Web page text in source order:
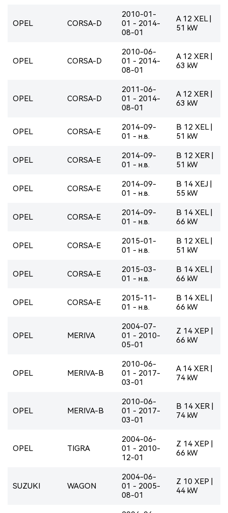
OPEL CORSA-D
2010-01-
01 - 2014-
08-01
A 12 XEL |
51 kW
OPEL CORSA-D
2010-06-
01 - 2014-
08-01
A 12 XER |
63 kW
OPEL CORSA-D
2011-06-
01 - 2014-
08-01
A 12 XER |
63 kW
OPEL CORSA-E
2014-09-
01 - н.в.
B 12 XEL |
51 kW
OPEL CORSA-E
2014-09-
01 - н.в.
B 12 XER |
51 kW
OPEL CORSA-E
2014-09-
01 - н.в.
B 14 XEJ |
55 kW
OPEL CORSA-E
2014-09-
01 - н.в.
B 14 XEL |
66 kW
OPEL CORSA-E
2015-01-
01 - н.в.
B 12 XEL |
51 kW
OPEL CORSA-E
2015-03-
01 - н.в.
B 14 XEL |
66 kW
OPEL CORSA-E
2015-11-
01 - н.в.
B 14 XEL |
66 kW
OPEL MERIVA
2004-07-
01 - 2010-
05-01
Z 14 XEP |
66 kW
OPEL MERIVA-B
2010-06-
01 - 2017-
03-01
A 14 XER |
74 kW
OPEL MERIVA-B
2010-06-
01 - 2017-
03-01
B 14 XER |
74 kW
OPEL TIGRA
2004-06-
01 - 2010-
12-01
Z 14 XEP |
66 kW
SUZUKI WAGON
2004-06-
01 - 2005-
08-01
Z 10 XEP |
44 kW